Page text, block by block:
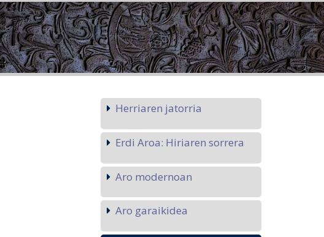
Herriaren jatorria
Erdi Aroa: Hiriaren sorrera
Aro modernoan
Aro garaikidea